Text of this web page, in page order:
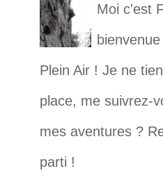
Moi c'est
Plein Air ! Je ne
place, me suivrez-
mes aventures ?
parti !